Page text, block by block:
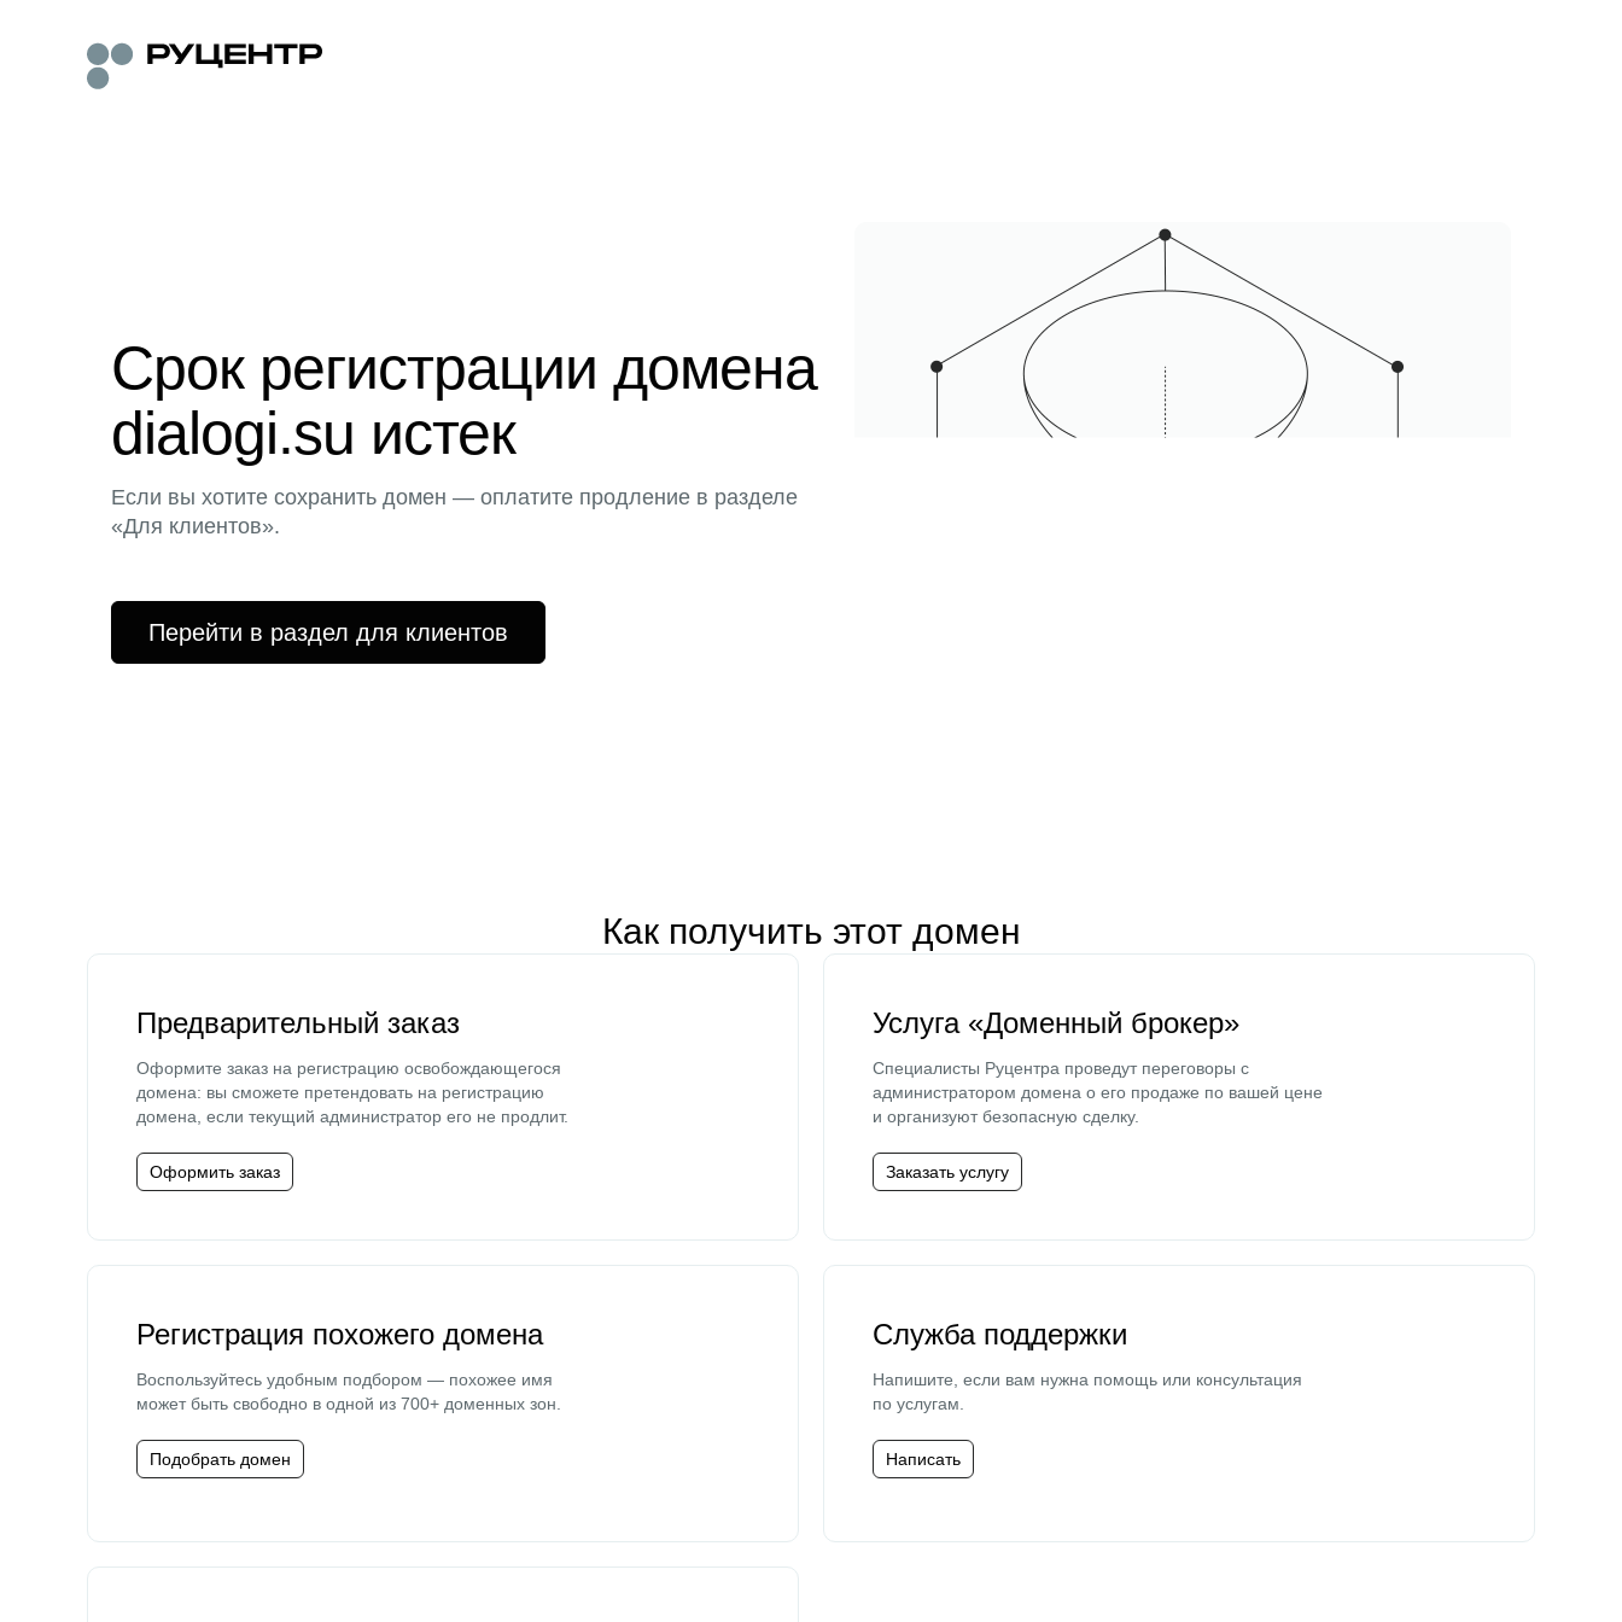
Срок регистрации домена
dialogi.su истек
Если вы хотите сохранить домен — оплатите продление в разделе
«Для клиентов».
Перейти в раздел для клиентов
Как получить этот домен
Предварительный заказ
Оформите заказ на регистрацию освобождающегося
домена: вы сможете претендовать на регистрацию
домена, если текущий администратор его не продлит.
Оформить заказ
Услуга «Доменный брокер»
Специалисты Руцентра проведут переговоры с
администратором домена о его продаже по вашей цене
и организуют безопасную сделку.
Заказать услугу
Регистрация похожего домена
Воспользуйтесь удобным подбором — похожее имя
может быть свободно в одной из 700+ доменных зон.
Подобрать домен
Служба поддержки
Напишите, если вам нужна помощь или консультация
по услугам.
Написать